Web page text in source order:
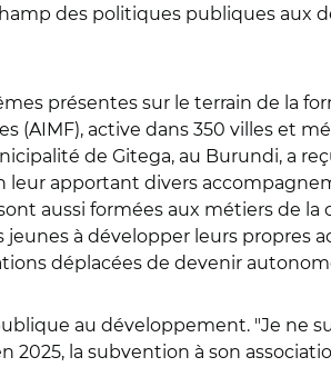
des politiques publiques aux
présentes sur le terrain de la
(AIMF), active dans 350 villes et
de Gitega, au Burundi, a
apportant divers
aussi formées aux métiers de la
à développer leurs propres
déplacées de devenir
au développement. "Je ne
2025, la subvention à son